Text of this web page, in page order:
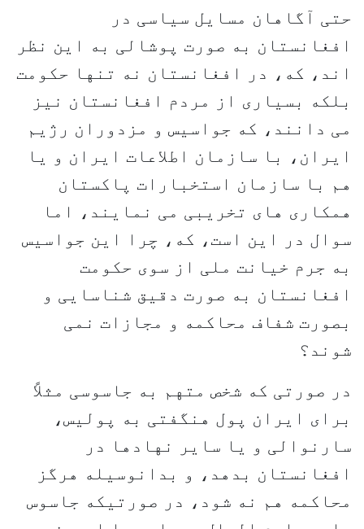
حتی آگاهان مسایل سیاسی در
افغانستان به صورت پوشالی به این نظر
اند، که، در افغانستان نه تنها حکومت
بلکه بسیاری از مردم افغانستان نیز
می دانند، که جواسیس و مزدوران رژیم
ایران، با سازمان اطلاعات ایران و یا
هم با سازمان استخبارات پاکستان
همکاری های تخریبی می نمایند، اما
سوال در این است، که، چرا این جواسیس
به جرم خیانت ملی از سوی حکومت
افغانستان به صورت دقیق شناسایی و
بصورت شفاف محاکمه و مجازات نمی
شوند؟
در صورتی که شخص متهم به جاسوسی مثلاً
برای ایران پول هنگفتی به پولیس،
سارنوالی و یا سایر نهادها در
افغانستان بدهد، و بدانوسیله هرگز
محاکمه هم نه شود، در صورتیکه جاسوس